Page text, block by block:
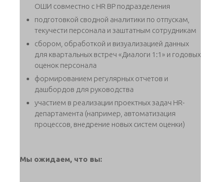
ОШИ совместно с HR BP подразделения
подготовкой сводной аналитики по отпускам,
текучести персонала и заштатным сотрудникам
сбором, обработкой и визуализацией данных
для квартальных встреч «Диалоги 1:1» и годовых
оценок персонала
формированием регулярных отчетов и
дашбордов для руководства
участием в реализации проектных задач HR-
департамента (например, автоматизация
процессов, внедрение новых систем оценки)
Мы ожидаем, что вы: